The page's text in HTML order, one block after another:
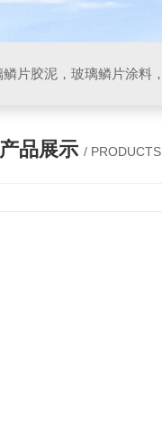
产品展示 / PRODUCTS